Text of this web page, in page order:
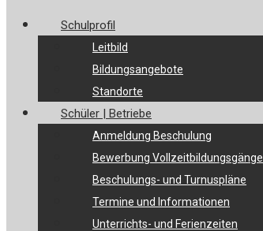
Schulprofil
Leitbild
Bildungsangebote
Standorte
Schüler | Betriebe
Anmeldung Beschulung
Bewerbung Vollzeitbildungsgänge
Beschulungs- und Turnuspläne
Termine und Informationen
Unterrichts- und Ferienzeiten